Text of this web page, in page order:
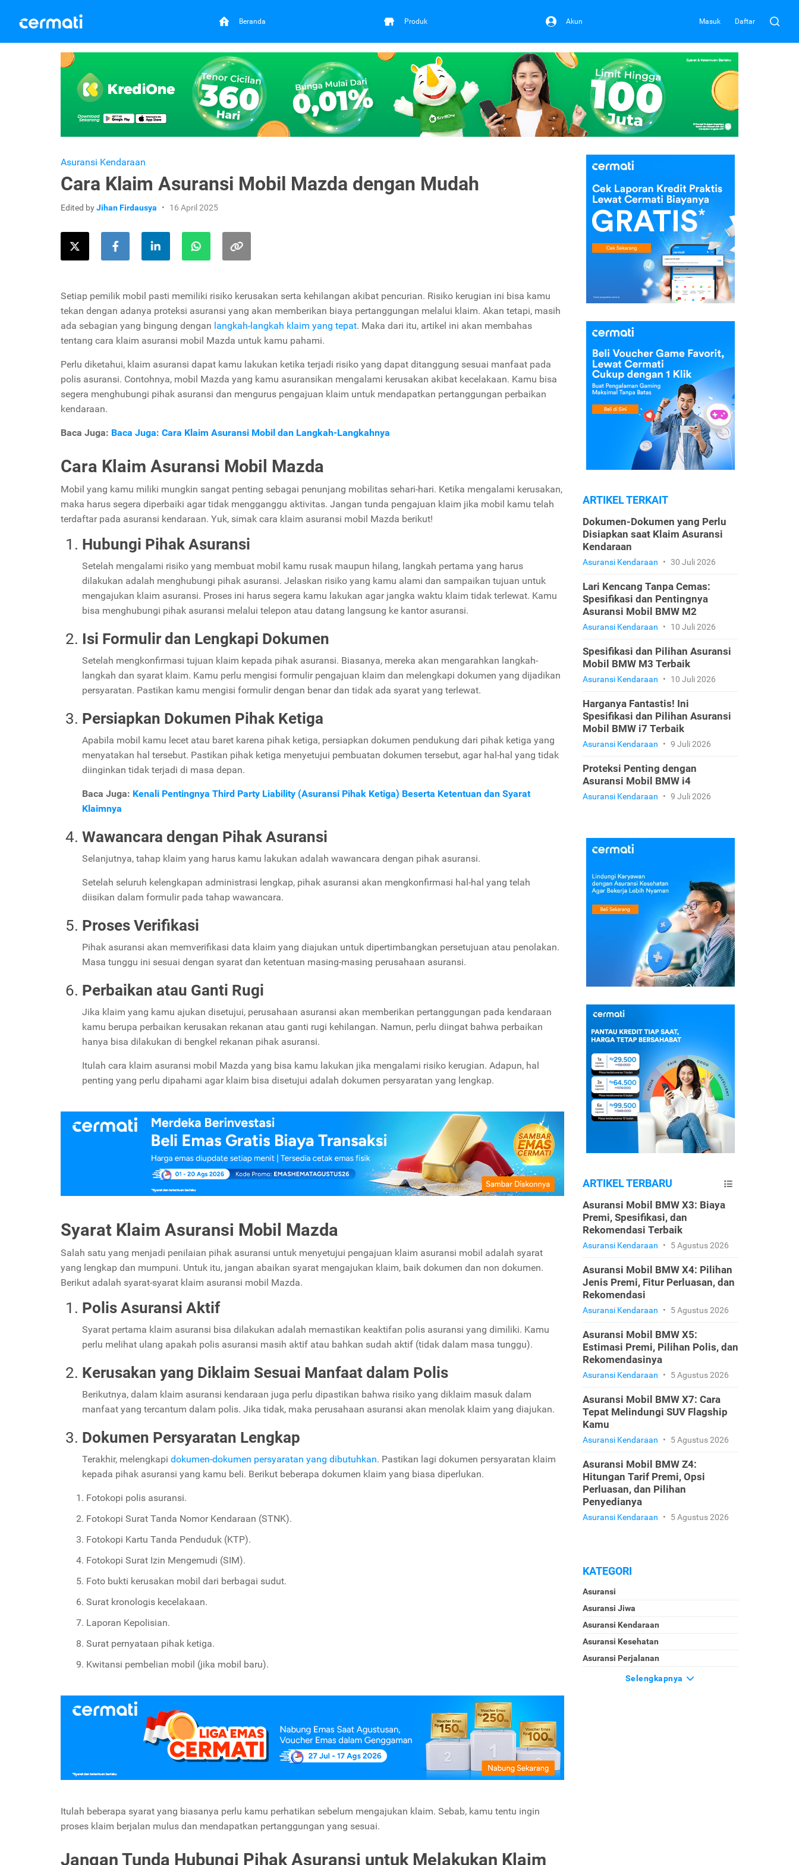
Beranda Produk Akun Masuk Daftar
Asuransi Kendaraan
Cara Klaim Asuransi Mobil Mazda dengan Mudah
Edited byJihan Firdausya 16 April 2025
Setiap pemilik mobil pasti memiliki risiko kerusakan serta kehilangan akibat pencurian. Risiko kerugian ini bisa kamu
tekan dengan adanya proteksi asuransi yang akan memberikan biaya pertanggungan melalui klaim. Akan tetapi, masih
ada sebagian yang bingung dengan langkah-langkah klaim yang tepat. Maka dari itu, artikel ini akan membahas
tentang cara klaim asuransi mobil Mazda untuk kamu pahami.
Perlu diketahui, klaim asuransi dapat kamu lakukan ketika terjadi risiko yang dapat ditanggung sesuai manfaat pada
polis asuransi. Contohnya, mobil Mazda yang kamu asuransikan mengalami kerusakan akibat kecelakaan. Kamu bisa
segera menghubungi pihak asuransi dan mengurus pengajuan klaim untuk mendapatkan pertanggungan perbaikan
kendaraan.
Baca Juga: Baca Juga: Cara Klaim Asuransi Mobil dan Langkah-Langkahnya
Cara Klaim Asuransi Mobil Mazda
Mobil yang kamu miliki mungkin sangat penting sebagai penunjang mobilitas sehari-hari. Ketika mengalami kerusakan,
maka harus segera diperbaiki agar tidak mengganggu aktivitas. Jangan tunda pengajuan klaim jika mobil kamu telah
terdaftar pada asuransi kendaraan. Yuk, simak cara klaim asuransi mobil Mazda berikut!
Hubungi Pihak Asuransi
Setelah mengalami risiko yang membuat mobil kamu rusak maupun hilang, langkah pertama yang harus
dilakukan adalah menghubungi pihak asuransi. Jelaskan risiko yang kamu alami dan sampaikan tujuan untuk
mengajukan klaim asuransi. Proses ini harus segera kamu lakukan agar jangka waktu klaim tidak terlewat. Kamu
bisa menghubungi pihak asuransi melalui telepon atau datang langsung ke kantor asuransi.
Isi Formulir dan Lengkapi Dokumen
Setelah mengkonfirmasi tujuan klaim kepada pihak asuransi. Biasanya, mereka akan mengarahkan langkah-
langkah dan syarat klaim. Kamu perlu mengisi formulir pengajuan klaim dan melengkapi dokumen yang dijadikan
persyaratan. Pastikan kamu mengisi formulir dengan benar dan tidak ada syarat yang terlewat.
Persiapkan Dokumen Pihak Ketiga
Apabila mobil kamu lecet atau baret karena pihak ketiga, persiapkan dokumen pendukung dari pihak ketiga yang
menyatakan hal tersebut. Pastikan pihak ketiga menyetujui pembuatan dokumen tersebut, agar hal-hal yang tidak
diinginkan tidak terjadi di masa depan.
Baca Juga: Kenali Pentingnya Third Party Liability (Asuransi Pihak Ketiga) Beserta Ketentuan dan Syarat
Klaimnya
Wawancara dengan Pihak Asuransi
Selanjutnya, tahap klaim yang harus kamu lakukan adalah wawancara dengan pihak asuransi.
Setelah seluruh kelengkapan administrasi lengkap, pihak asuransi akan mengkonfirmasi hal-hal yang telah
diisikan dalam formulir pada tahap wawancara.
Proses Verifikasi
Pihak asuransi akan memverifikasi data klaim yang diajukan untuk dipertimbangkan persetujuan atau penolakan.
Masa tunggu ini sesuai dengan syarat dan ketentuan masing-masing perusahaan asuransi.
Perbaikan atau Ganti Rugi
Jika klaim yang kamu ajukan disetujui, perusahaan asuransi akan memberikan pertanggungan pada kendaraan
kamu berupa perbaikan kerusakan rekanan atau ganti rugi kehilangan. Namun, perlu diingat bahwa perbaikan
hanya bisa dilakukan di bengkel rekanan pihak asuransi.
Itulah cara klaim asuransi mobil Mazda yang bisa kamu lakukan jika mengalami risiko kerugian. Adapun, hal
penting yang perlu dipahami agar klaim bisa disetujui adalah dokumen persyaratan yang lengkap.
Syarat Klaim Asuransi Mobil Mazda
Salah satu yang menjadi penilaian pihak asuransi untuk menyetujui pengajuan klaim asuransi mobil adalah syarat
yang lengkap dan mumpuni. Untuk itu, jangan abaikan syarat mengajukan klaim, baik dokumen dan non dokumen.
Berikut adalah syarat-syarat klaim asuransi mobil Mazda.
Polis Asuransi Aktif
Syarat pertama klaim asuransi bisa dilakukan adalah memastikan keaktifan polis asuransi yang dimiliki. Kamu
perlu melihat ulang apakah polis asuransi masih aktif atau bahkan sudah aktif (tidak dalam masa tunggu).
Kerusakan yang Diklaim Sesuai Manfaat dalam Polis
Berikutnya, dalam klaim asuransi kendaraan juga perlu dipastikan bahwa risiko yang diklaim masuk dalam
manfaat yang tercantum dalam polis. Jika tidak, maka perusahaan asuransi akan menolak klaim yang diajukan.
Dokumen Persyaratan Lengkap
Terakhir, melengkapi dokumen-dokumen persyaratan yang dibutuhkan. Pastikan lagi dokumen persyaratan klaim
kepada pihak asuransi yang kamu beli. Berikut beberapa dokumen klaim yang biasa diperlukan.
Fotokopi polis asuransi.
Fotokopi Surat Tanda Nomor Kendaraan (STNK).
Fotokopi Kartu Tanda Penduduk (KTP).
Fotokopi Surat Izin Mengemudi (SIM).
Foto bukti kerusakan mobil dari berbagai sudut.
Surat kronologis kecelakaan.
Laporan Kepolisian.
Surat pernyataan pihak ketiga.
Kwitansi pembelian mobil (jika mobil baru).
Itulah beberapa syarat yang biasanya perlu kamu perhatikan sebelum mengajukan klaim. Sebab, kamu tentu ingin
proses klaim berjalan mulus dan mendapatkan pertanggungan yang sesuai.
Jangan Tunda Hubungi Pihak Asuransi untuk Melakukan Klaim
ARTIKEL TERKAIT
Dokumen-Dokumen yang Perlu
Disiapkan saat Klaim Asuransi
Kendaraan
Asuransi Kendaraan • 30 Juli 2026
Lari Kencang Tanpa Cemas:
Spesifikasi dan Pentingnya
Asuransi Mobil BMW M2
Asuransi Kendaraan • 10 Juli 2026
Spesifikasi dan Pilihan Asuransi
Mobil BMW M3 Terbaik
Asuransi Kendaraan • 10 Juli 2026
Harganya Fantastis! Ini
Spesifikasi dan Pilihan Asuransi
Mobil BMW i7 Terbaik
Asuransi Kendaraan • 9 Juli 2026
Proteksi Penting dengan
Asuransi Mobil BMW i4
Asuransi Kendaraan • 9 Juli 2026
ARTIKEL TERBARU
Asuransi Mobil BMW X3: Biaya
Premi, Spesifikasi, dan
Rekomendasi Terbaik
Asuransi Kendaraan • 5 Agustus 2026
Asuransi Mobil BMW X4: Pilihan
Jenis Premi, Fitur Perluasan, dan
Rekomendasi
Asuransi Kendaraan • 5 Agustus 2026
Asuransi Mobil BMW X5:
Estimasi Premi, Pilihan Polis, dan
Rekomendasinya
Asuransi Kendaraan • 5 Agustus 2026
Asuransi Mobil BMW X7: Cara
Tepat Melindungi SUV Flagship
Kamu
Asuransi Kendaraan • 5 Agustus 2026
Asuransi Mobil BMW Z4:
Hitungan Tarif Premi, Opsi
Perluasan, dan Pilihan
Penyedianya
Asuransi Kendaraan • 5 Agustus 2026
KATEGORI
Asuransi
Asuransi Jiwa
Asuransi Kendaraan
Asuransi Kesehatan
Asuransi Perjalanan
Selengkapnya